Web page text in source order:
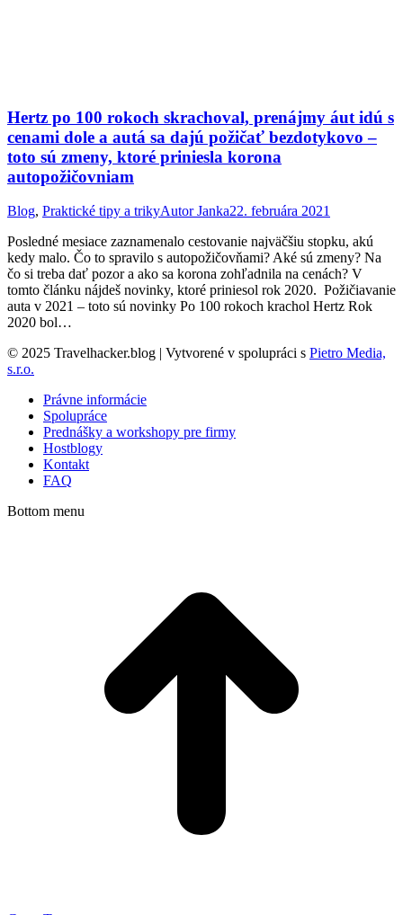
Hertz po 100 rokoch skrachoval, prenájmy áut idú s
cenami dole a autá sa dajú požičať bezdotykovo –
toto sú zmeny, ktoré priniesla korona
autopožičovniam
Blog, Praktické tipy a trikyAutorJanka22. februára 2021
Posledné mesiace zaznamenalo cestovanie najväčšiu stopku, akú
kedy malo. Čo to spravilo s autopožičovňami? Aké sú zmeny? Na
čo si treba dať pozor a ako sa korona zohľadnila na cenách? V
tomto článku nájdeš novinky, ktoré priniesol rok 2020. Požičiavanie
auta v 2021 – toto sú novinky Po 100 rokoch krachol Hertz Rok
2020 bol…
© 2025 Travelhacker.blog | Vytvorené v spolupráci s Pietro Media,
s.r.o.
Právne informácie
Spolupráce
Prednášky a workshopy pre firmy
Hostblogy
Kontakt
FAQ
Bottom menu